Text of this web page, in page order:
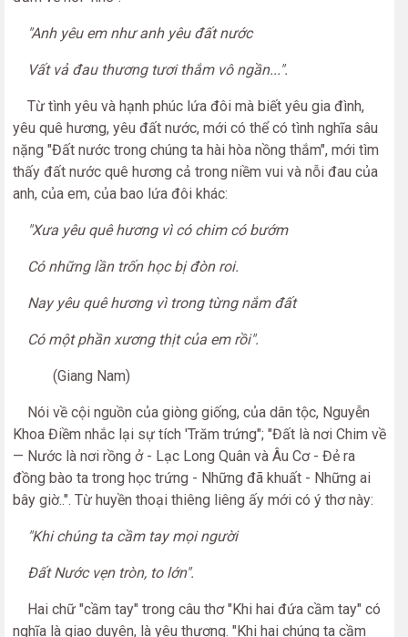
"Anh yêu em như anh yêu đất nước
Vất vả đau thương tươi thắm vô ngần...".
Từ tình yêu và hạnh phúc lứa đôi mà biết yêu gia đình,
yêu quê hương, yêu đất nước, mới có thể có tình nghĩa sâu
nặng "Đất nước trong chúng ta hài hòa nồng thắm", mới tìm
thấy đất nước quê hương cả trong niềm vui và nỗi đau của
anh, của em, của bao lứa đôi khác:
"Xưa yêu quê hương vì có chim có bướm
Có những lần trốn học bị đòn roi.
Nay yêu quê hương vì trong từng nắm đất
Có một phần xương thịt của em rồi".
(Giang Nam)
Nói về cội nguồn của giòng giống, của dân tộc, Nguyễn
Khoa Điềm nhắc lại sự tích 'Trăm trứng"; "Đất là nơi Chim về
— Nước là nơi rồng ở - Lạc Long Quân và Âu Cơ - Đẻ ra
đồng bào ta trong học trứng - Những đã khuất - Những ai
bây giờ..". Từ huyền thoại thiêng liêng ấy mới có ý thơ này:
"Khi chúng ta cầm tay mọi người
Đất Nước vẹn tròn, to lớn".
Hai chữ "cầm tay" trong câu thơ "Khi hai đứa cầm tay" có
nghĩa là giao duyên, là yêu thương. "Khi hai chúng ta cầm